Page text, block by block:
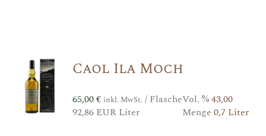
Caol Ila Moch
65,00€ inkl. MwSt./ Flasche
92,86 EUR Liter
Vol. %43,00
Menge 0,7 Liter